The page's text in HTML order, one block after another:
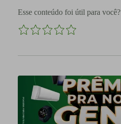
Esse conteúdo foi útil para você?